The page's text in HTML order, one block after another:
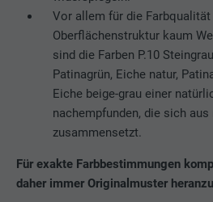
Vor allem für die Farbqualität
Oberflächenstruktur kaum
sind die Farben P.10
Patinagrün, Eiche natur,
Eiche beige-grau einer
nachempfunden, die sich
zusammensetzt.
Für exakte Farbbestimmungen
daher immer Originalmuster
Anbieter Facebook
Laufzeit 3 Monate
Zweck
Wird von Facebook
von
Werbetreibender.